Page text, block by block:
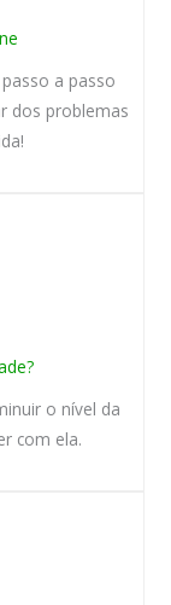
a passo
dos problemas
o nível da
com ela.